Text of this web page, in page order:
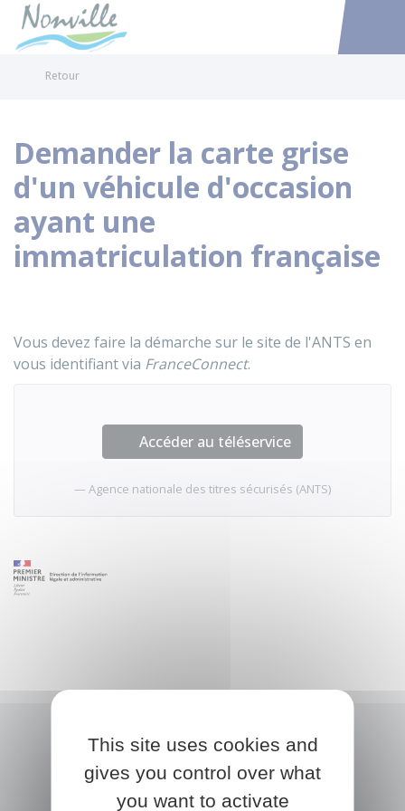
Accéder
Retour
Demander la carte grise
d'un véhicule d'occasion
ayant une
immatriculation française
Vous devez faire la démarche sur le site de l'ANTS en
vous identifiant via FranceConnect.
Accéder au téléservice
Agence nationale des titres sécurisés (ANTS)
This site uses cookies and
gives you control over what
you want to activate